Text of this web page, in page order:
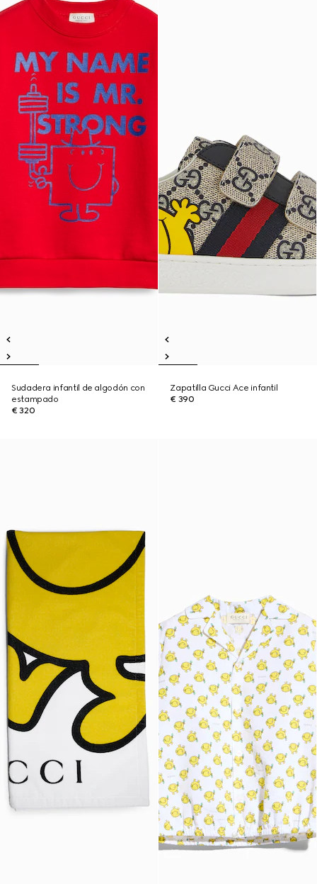
Sudadera infantil de algodón con
estampado
€ 320
Zapatilla Gucci Ace infantil
€ 390